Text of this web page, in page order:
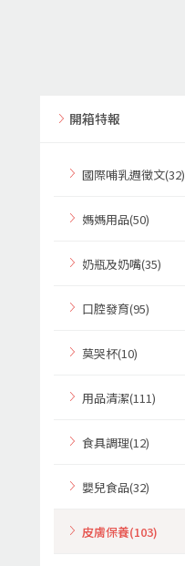
開箱特報
國際哺乳週徵文(32)
媽媽用品(50)
奶瓶及奶嘴(35)
口腔發育(95)
莫哭杯(10)
用品清潔(111)
食具調理(12)
嬰兒食品(32)
皮膚保養(103)